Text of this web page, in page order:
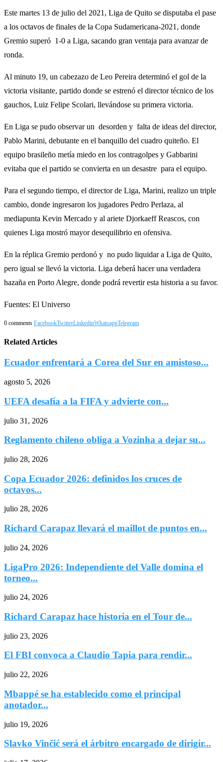
Este martes 13 de julio del 2021, Liga de Quito se disputaba el pase
a los octavos de finales de la Copa Sudamericana-2021, donde
Gremio superó 1-0 a Liga, sacando gran ventaja para avanzar de
ronda.
Al minuto 19, un cabezazo de Leo Pereira determinó el gol de la
victoria visitante, partido donde se estrenó el director técnico de los
gauchos, Luiz Felipe Scolari, llevándose su primera victoria.
En Liga se pudo observar un desorden y falta de ideas del director,
Pablo Marini, debutante en el banquillo del cuadro quiteño. El
equipo brasileño metía miedo en los contragolpes y Gabbarini
evitaba que el partido se convierta en un desastre para el equipo.
Para el segundo tiempo, el director de Liga, Marini, realizo un triple
cambio, donde ingresaron los jugadores Pedro Perlaza, al
mediapunta Kevin Mercado y al ariete Djorkaeff Reascos, con
quienes Liga mostró mayor desequilibrio en ofensiva.
En la réplica Gremio perdonó y no pudo liquidar a Liga de Quito,
pero igual se llevó la victoria. Liga deberá hacer una verdadera
hazaña en Porto Alegre, donde podrá revertir esta historia a su favor.
Fuentes: El Universo
0 comments FacebookTwitterLinkedinWhatsappTelegram
Related Articles
Ecuador enfrentará a Corea del Sur en amistoso...
agosto 5, 2026
UEFA desafía a la FIFA y advierte con...
julio 31, 2026
Reglamento chileno obliga a Vozinha a dejar su...
julio 28, 2026
Copa Ecuador 2026: definidos los cruces de
octavos...
julio 28, 2026
Richard Carapaz llevará el maillot de puntos en...
julio 24, 2026
LigaPro 2026: Independiente del Valle domina el
torneo...
julio 24, 2026
Richard Carapaz hace historia en el Tour de...
julio 23, 2026
El FBI convoca a Claudio Tapia para rendir...
julio 22, 2026
Mbappé se ha establecido como el principal
anotador...
julio 19, 2026
Slavko Vinčić será el árbitro encargado de dirigir...